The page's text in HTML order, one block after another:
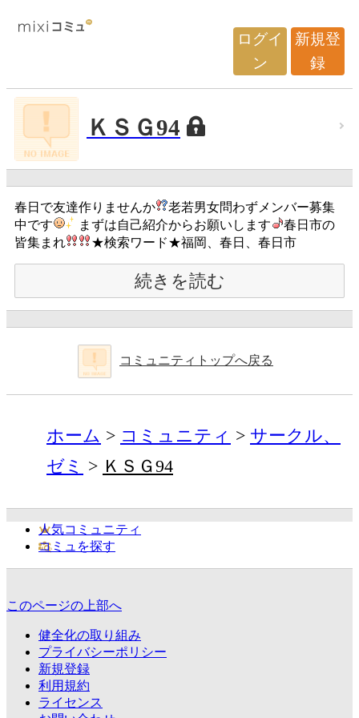
ログイ
ン
新規登
録
ＫＳＧ94
春日で友達作りませんか
老若男女問わずメンバー募集
中です
まずは自己紹介からお願いします
春日市の
皆集まれ
★検索ワード★福岡、春日、春日市
続きを読む
コミュニティトップへ戻る
ホーム コミュニティ
サークル、
ゼミ
ＫＳＧ94
人気コミュニティ
コミュを探す
このページの上部へ
健全化の取り組み
プライバシーポリシー
新規登録
利用規約
ライセンス